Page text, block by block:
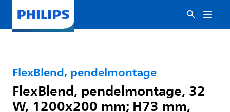
FlexBlend, pendelmontage
FlexBlend, pendelmontage, 32
W, 1200x200 mm; H73 mm,